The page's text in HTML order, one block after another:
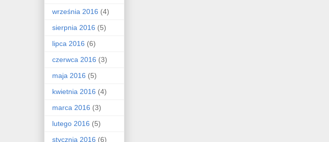
września 2016 (4)
sierpnia 2016 (5)
lipca 2016 (6)
czerwca 2016 (3)
maja 2016 (5)
kwietnia 2016 (4)
marca 2016 (3)
lutego 2016 (5)
stycznia 2016 (6)